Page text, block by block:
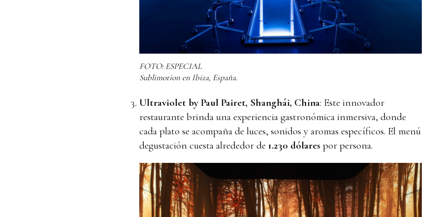
FOTO: ESPECIAL
Sublimotion en Ibiza, España.
Ultraviolet by Paul Pairet, Shanghái, China: Este innovador
restaurante brinda una experiencia gastronómica inmersiva, donde
cada plato se acompaña de luces, sonidos y aromas específicos. El menú
degustación cuesta alrededor de 1.230 dólares por persona.